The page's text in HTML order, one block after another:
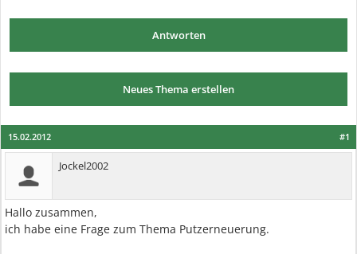
Antworten
Neues Thema erstellen
#1
15.02.2012
Jockel2002
Hallo zusammen,
ich habe eine Frage zum Thema Putzerneuerung.